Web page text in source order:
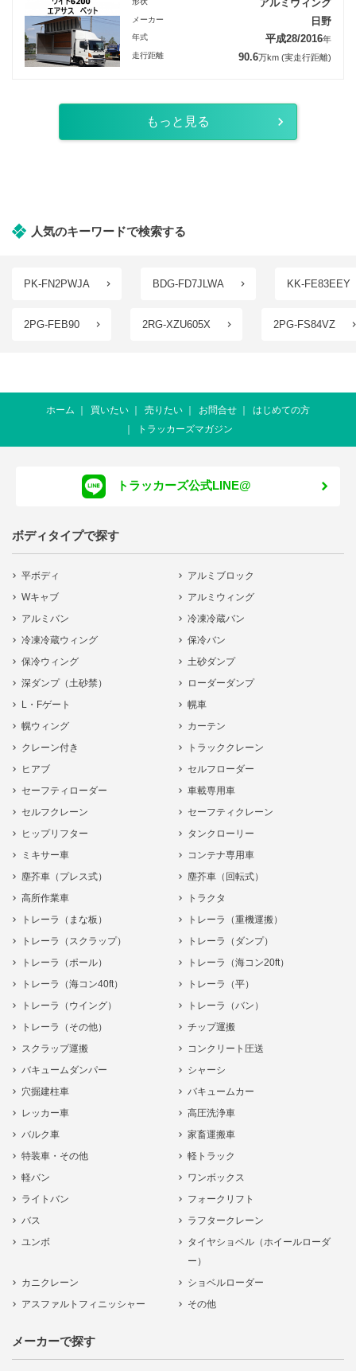
アルミウィング
メーカー 日野
年式 平成28/2016年
走行距離 90.6万km (実走行距離)
もっと見る
人気のキーワードで検索する
PK-FN2PWJA BDG-FD7JLWA KK-FE83EEY
2PG-FEB90 2RG-XZU605X 2PG-FS84VZ
ホーム 買いたい 売りたい お問合せ
はじめての方
トラッカーズマガジン
トラッカーズ公式LINE@
ボディタイプで探す
平ボディ
アルミブロック
Wキャブ
アルミウィング
アルミバン
冷凍冷蔵バン
冷凍冷蔵ウィング
保冷バン
保冷ウィング
土砂ダンプ
深ダンプ（土砂禁）
ローダーダンプ
L・Fゲート
幌車
幌ウィング
カーテン
クレーン付き
トラッククレーン
ヒアブ
セルフローダー
セーフティローダー
車載専用車
セルフクレーン
セーフティクレーン
ヒップリフター
タンクローリー
ミキサー車
コンテナ専用車
塵芥車（プレス式）
塵芥車（回転式）
高所作業車
トラクタ
トレーラ（まな板）
トレーラ（重機運搬）
トレーラ（スクラップ）
トレーラ（ダンプ）
トレーラ（ポール）
トレーラ（海コン20ft）
トレーラ（海コン40ft）
トレーラ（平）
トレーラ（ウイング）
トレーラ（バン）
トレーラ（その他）
チップ運搬
スクラップ運搬
コンクリート圧送
バキュームダンパー
シャーシ
穴掘建柱車
バキュームカー
レッカー車
高圧洗浄車
バルク車
家畜運搬車
特装車・その他
軽トラック
軽バン
ワンボックス
ライトバン
フォークリフト
バス
ラフタークレーン
ユンボ
タイヤショベル（ホイールローダ
ー）
カニクレーン
ショベルローダー
アスファルトフィニッシャー
その他
メーカーで探す